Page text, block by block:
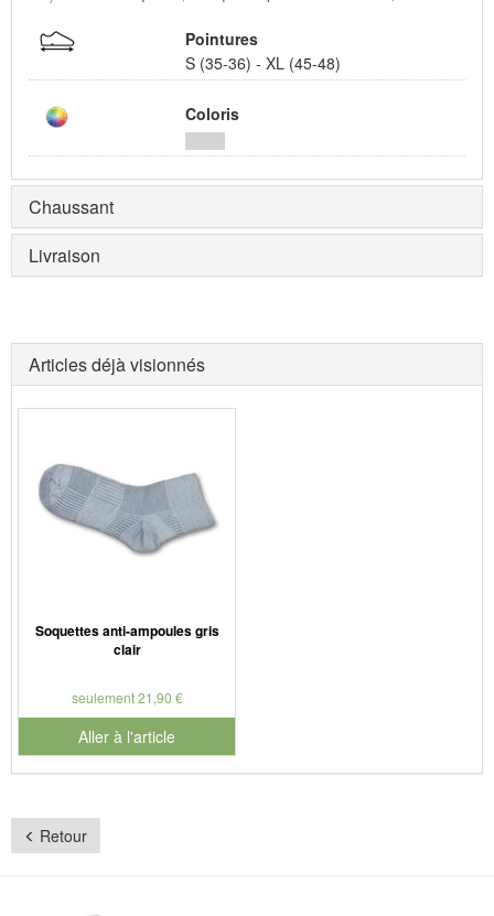
Pointures
S (35-36) - XL (45-48)
Coloris
Chaussant
Livraison
Articles déjà visionnés
Soquettes anti-ampoules gris
clair
seulement 21,90 €
Aller à l'article
Retour